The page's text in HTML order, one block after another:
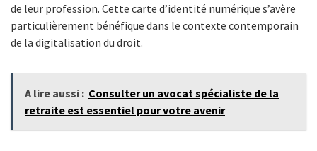
de leur profession. Cette carte d’identité numérique s’avère
particulièrement bénéfique dans le contexte contemporain
de la digitalisation du droit.
A lire aussi : Consulter un avocat spécialiste de la
retraite est essentiel pour votre avenir